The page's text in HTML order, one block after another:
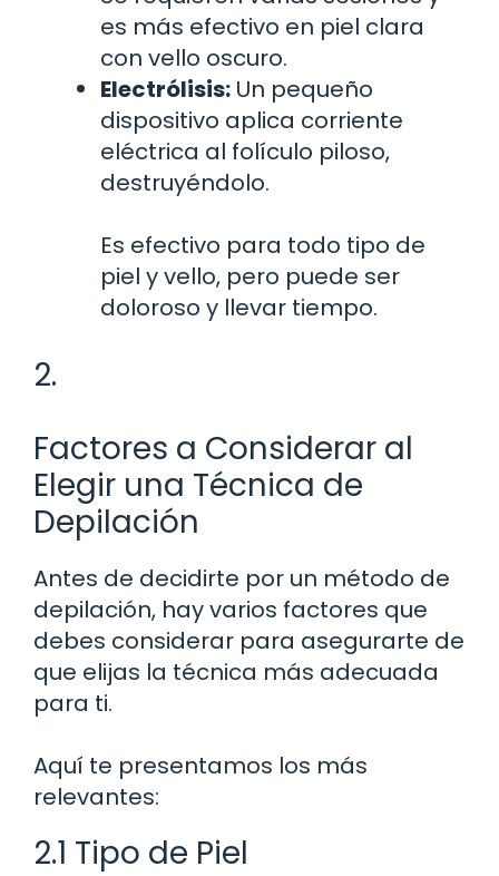
es más efectivo en piel clara
con vello oscuro.
Electrólisis: Un pequeño
dispositivo aplica corriente
eléctrica al folículo piloso,
destruyéndolo.
Es efectivo para todo tipo de
piel y vello, pero puede ser
doloroso y llevar tiempo.
2.
Factores a Considerar al
Elegir una Técnica de
Depilación
Antes de decidirte por un método de
depilación, hay varios factores que
debes considerar para asegurarte de
que elijas la técnica más adecuada
para ti.
Aquí te presentamos los más
relevantes:
2.1 Tipo de Piel